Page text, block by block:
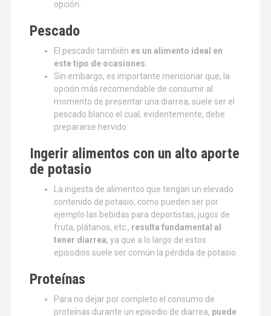
opción.
Pescado
El pescado también es un alimento ideal en
este tipo de ocasiones.
Sin embargo, es importante mencionar que, la
opción más recomendable de consumir al
momento de presentar una diarrea, suele ser el
pescado blanco el cual, evidentemente, debe
prepararse hervido.
Ingerir alimentos con un alto aporte
de potasio
La ingesta de alimentos que tengan un elevado
contenido de potasio, como pueden ser por
ejemplo las bebidas para deportistas, jugos de
fruta, plátanos, etc., resulta fundamental al
tener diarrea, ya que a lo largo de estos
episodios suele ser común la pérdida de potasio.
Proteínas
Para no dejar por completo el consumo de
proteínas durante un episodio de diarrea, puede